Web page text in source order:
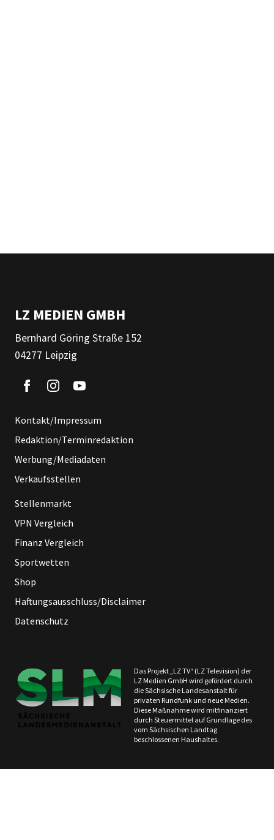
LZ MEDIEN GMBH
Bernhard Göring Straße 152
04277 Leipzig
Kontakt/Impressum
Redaktion/Terminredaktion
Werbung/Mediadaten
Verkaufsstellen
Stellenmarkt
VPN Vergleich
Finanz Vergleich
Sportwetten
Shop
Haftungsausschluss/Disclaimer
Datenschutz
Das Projekt „LZ TV“ (LZ Television) der
LZ Medien GmbH wird gefördert durch
die Sächsische Landesanstalt für
privaten Rundfunk und neue Medien.
Diese Maßnahme wird mitfinanziert
durch Steuermittel auf Grundlage des
vom Sächsischen Landtag
beschlossenen Haushaltes.